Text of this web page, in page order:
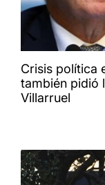
Crisis política
también pidió
Villarruel